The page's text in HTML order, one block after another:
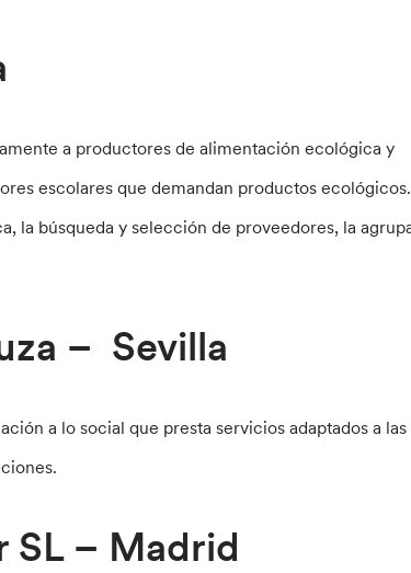
a productores de alimentación ecológica y
escolares que demandan productos ecológicos.
la búsqueda y selección de proveedores, la
– Sevilla
a lo social que presta servicios adaptados a las
SL – Madrid